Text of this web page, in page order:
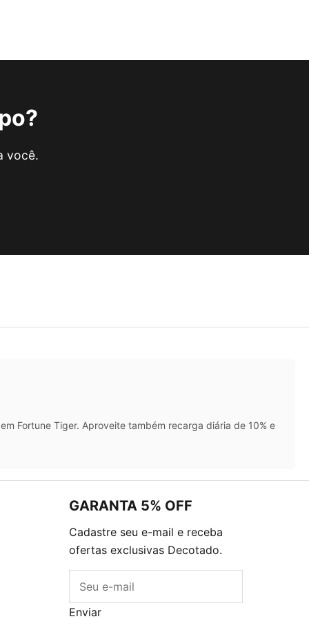
você.
Fortune Tiger. Aproveite também recarga diária de 10% e
GARANTA 5% OFF
Cadastre seu e-mail e receba
ofertas exclusivas Decotado.
Enviar